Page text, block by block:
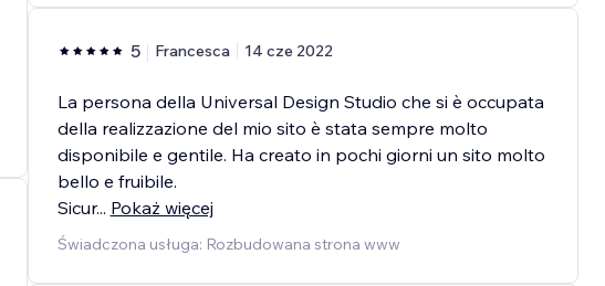
5 Francesca 14 cze 2022
La persona della Universal Design Studio che si è occupata
della realizzazione del mio sito è stata sempre molto
disponibile e gentile. Ha creato in pochi giorni un sito molto
bello e fruibile.
Sicur... Pokaż więcej
Świadczona usługa: Rozbudowana strona www